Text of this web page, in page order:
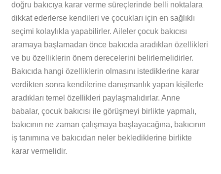
doğru bakıcıya karar verme süreçlerinde belli noktalara
dikkat ederlerse kendileri ve çocukları için en sağlıklı
seçimi kolaylıkla yapabilirler. Aileler çocuk bakıcısı
aramaya başlamadan önce bakıcıda aradıkları özellikleri
ve bu özelliklerin önem derecelerini belirlemelidirler.
Bakıcıda hangi özelliklerin olmasını istediklerine karar
verdikten sonra kendilerine danışmanlık yapan kişilerle
aradıkları temel özellikleri paylaşmalıdırlar. Anne
babalar, çocuk bakıcısı ile görüşmeyi birlikte yapmalı,
bakıcının ne zaman çalışmaya başlayacağına, bakıcının
iş tanımına ve bakıcıdan neler beklediklerine birlikte
karar vermelidir.